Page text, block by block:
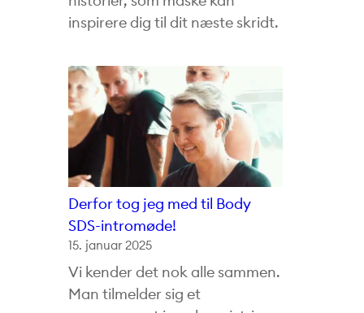
inspirere dig til dit næste skridt.
Derfor tog jeg med til Body
SDS-intromøde!
15. januar 2025
Vi kender det nok alle sammen.
Man tilmelder sig et